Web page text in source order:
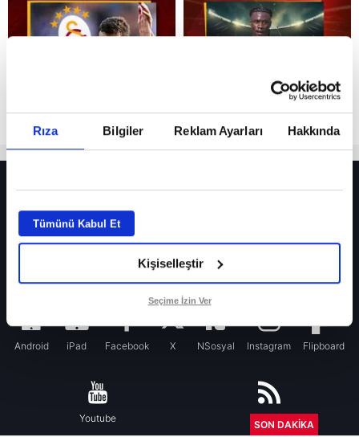
Rıza Bilgiler Reklam Ayarları Hakkında
Tümünü Kabul Et
Kişiselleştir
Seçime İzin Ver
Fenerbahçe’de sürpriz ayrılık ihtimali! Devre arasında gelmişti
Fenerbahçe’nin yeni transferi Mason Greenwood için olay sözler!
Galatasaray’da rota yeniden Thiago Almada!
Android iPad Facebook X NSosyal Instagram Flipboard
Youtube RSS
SON DAKİKA